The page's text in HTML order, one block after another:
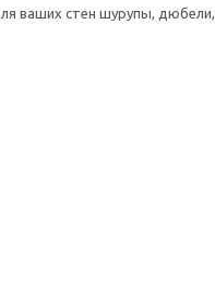
ваших стен шурупы, дюбели,